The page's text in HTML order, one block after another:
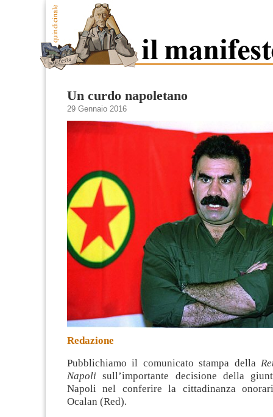
Un curdo napoletano
29 Gennaio 2016
Redazione
Pubblichiamo il comunicato stampa della
Napoli sull’importante decisione della
Napoli nel conferire la cittadinanza
Ocalan (Red).